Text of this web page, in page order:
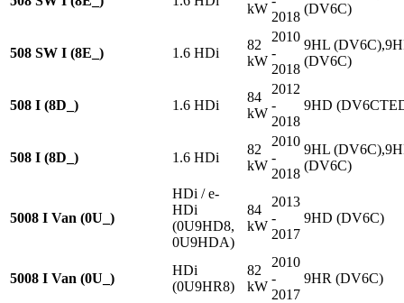
kW
2018
(DV6C)
508 SW I (8E_) 1.6 HDi
82
kW
2010
-
2018
9HL
(DV6C)
508 I (8D_) 1.6 HDi
84
kW
2012
-
2018
9HD
508 I (8D_) 1.6 HDi
82
kW
2010
-
2018
9HL
(DV6C)
5008 I Van (0U_)
HDi / e-
HDi
(0U9HD8,
0U9HDA)
84
kW
2013
-
2017
9HD (DV6C)
5008 I Van (0U_)
HDi
(0U9HR8)
82
kW
2010
-
2017
9HR (DV6C)